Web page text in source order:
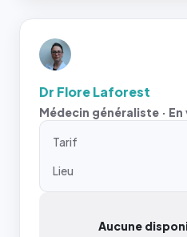
Dr Flore Laforest
Médecin généraliste · En
Tarif
Lieu
Aucune